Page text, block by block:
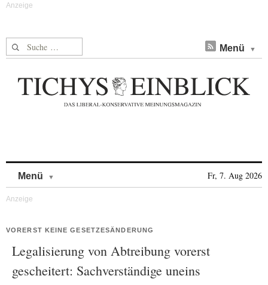
Suche nach: Menü
Menü Fr, 7. Aug 2026
VORERST KEINE GESETZESÄNDERUNG
Legalisierung von Abtreibung vorerst
gescheitert: Sachverständige uneins